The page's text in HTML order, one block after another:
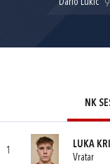
Dario Lukić
NK
1
LUKA
Vratar